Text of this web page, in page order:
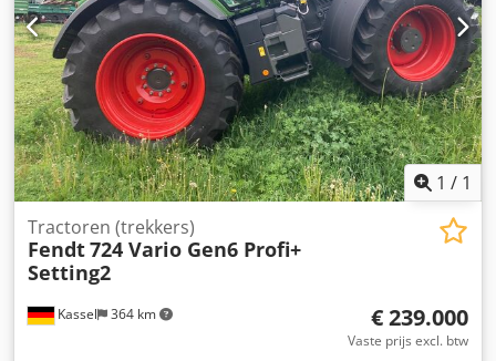
1 / 1
Kassel 364 km
Tractoren (trekkers)
Fendt724 Vario Gen6 Profi+
Setting2
€ 239.000
Vaste prijs excl. btw